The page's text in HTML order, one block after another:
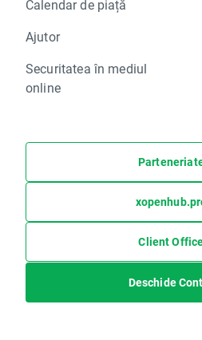
Calendar de piață
Ajutor
Securitatea în mediul
online
Client
Deschide